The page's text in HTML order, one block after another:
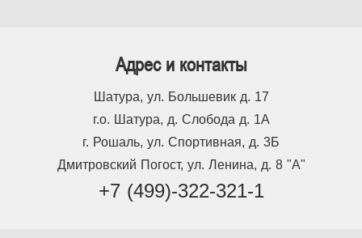
Адрес и контакты
Шатура, ул. Большевик д. 17
г.о. Шатура, д. Слобода д. 1А
г. Рошаль, ул. Спортивная, д. 3Б
Дмитровский Погост, ул. Ленина, д. 8 "А"
+7 (499)-322-321-1